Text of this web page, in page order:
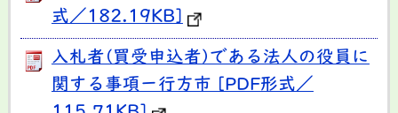
式／182.19KB]
入札者(買受申込者)である法人の役員に
関する事項ー行方市 [PDF形式／